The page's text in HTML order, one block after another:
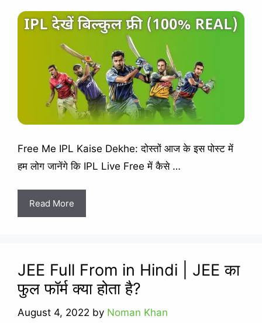
Free Me IPL Kaise Dekhe: दोस्तों आज के इस पोस्ट में
हम लोग जानेंगे कि IPL Live Free में कैसे …
Read More
JEE Full From in Hindi | JEE का
फुल फॉर्म क्या होता है?
August 4, 2022 by Noman Khan